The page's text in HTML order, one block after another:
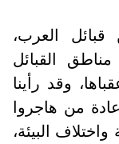
العرب،
القبائل
وقد رأينا
من هاجروا
البيئة،